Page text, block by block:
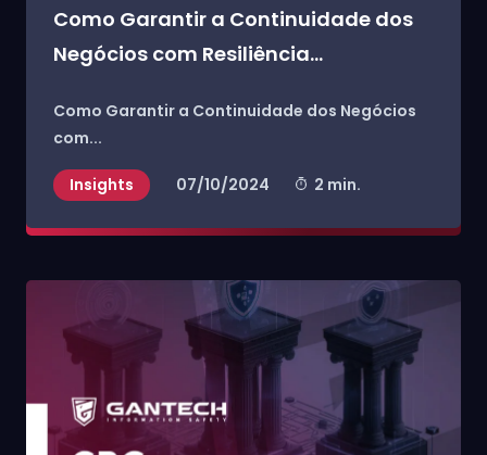
Como Garantir a Continuidade dos
Negócios com Resiliência...
Como Garantir a Continuidade dos Negócios
com...
Insights 07/10/2024 2 min.